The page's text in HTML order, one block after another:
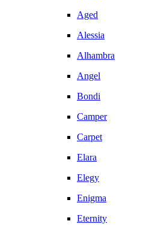
Aged
Alessia
Alhambra
Angel
Bondi
Camper
Carpet
Elara
Elegy
Enigma
Eternity